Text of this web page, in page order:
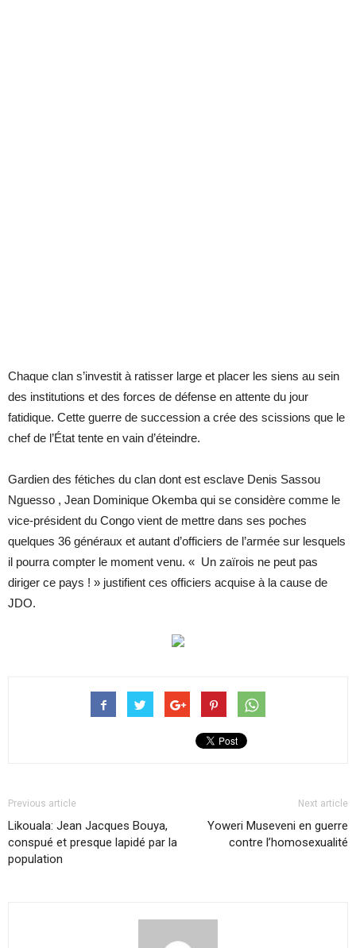
Chaque clan s’investit à ratisser large et placer les siens au sein
des institutions et des forces de défense en attente du jour
fatidique. Cette guerre de succession a crée des scissions que le
chef de l’État tente en vain d’éteindre.
Gardien des fétiches du clan dont est esclave Denis Sassou
Nguesso , Jean Dominique Okemba qui se considère comme le
vice-président du Congo vient de mettre dans ses poches
quelques 36 généraux et autant d’officiers de l’armée sur lesquels
il pourra compter le moment venu. « Un zaïrois ne peut pas
diriger ce pays ! » justifient ces officiers acquise à la cause de
JDO.
Previous article
Likouala: Jean Jacques Bouya,
conspué et presque lapidé par la
population
Next article
Yoweri Museveni en guerre
contre l’homosexualité